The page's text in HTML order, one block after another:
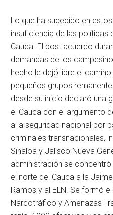
Lo que ha sucedido en
insuficiencia de las políticas
Cauca. El post acuerdo
demandas de los
hecho le dejó libre el
pequeños grupos
desde su inicio declaró una
el Cauca con el argumento
a la seguridad nacional por
criminales transnacionales,
Sinaloa y Jalisco Nueva
administración se
el norte del Cauca a la
Ramos y al ELN. Se formó
Narcotráfico y Amenazas